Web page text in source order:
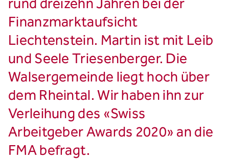
Finanzmarktaufsicht
Liechtenstein. Martin ist mit Leib
und Seele Triesenberger. Die
Walsergemeinde liegt hoch über
dem Rheintal. Wir haben ihn zur
Verleihung des «Swiss
Arbeitgeber Awards 2020» an die
FMA befragt.